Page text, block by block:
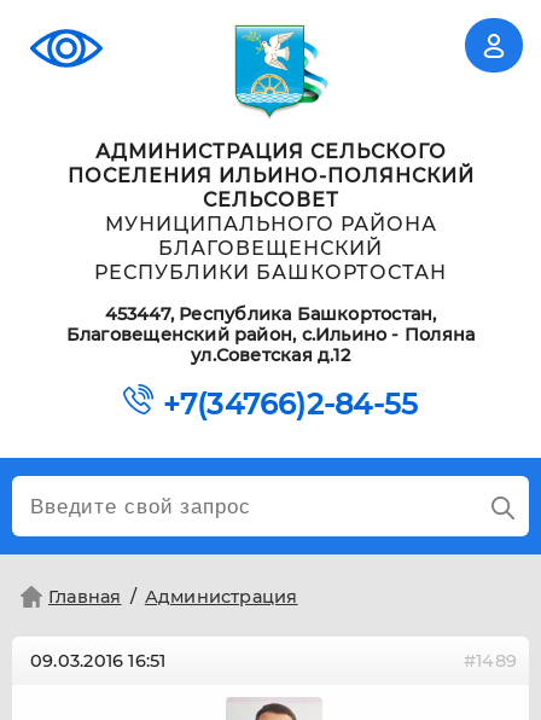
АДМИНИСТРАЦИЯ СЕЛЬСКОГО
ПОСЕЛЕНИЯ ИЛЬИНО-ПОЛЯНСКИЙ
СЕЛЬСОВЕТ
МУНИЦИПАЛЬНОГО РАЙОНА
БЛАГОВЕЩЕНСКИЙ
РЕСПУБЛИКИ БАШКОРТОСТАН
453447, Республика Башкортостан,
Благовещенский район, с.Ильино - Поляна
ул.Советская д.12
+7(34766)2-84-55
Главная Администрация
09.03.201616:51 #1489